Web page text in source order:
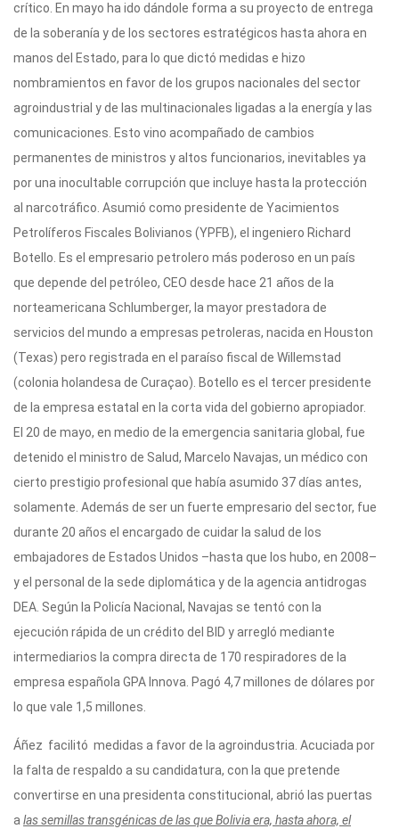
crítico. En mayo ha ido dándole forma a su proyecto de entrega
de la soberanía y de los sectores estratégicos hasta ahora en
manos del Estado, para lo que dictó medidas e hizo
nombramientos en favor de los grupos nacionales del sector
agroindustrial y de las multinacionales ligadas a la energía y las
comunicaciones. Esto vino acompañado de cambios
permanentes de ministros y altos funcionarios, inevitables ya
por una inocultable corrupción que incluye hasta la protección
al narcotráfico. Asumió como presidente de Yacimientos
Petrolíferos Fiscales Bolivianos (YPFB), el ingeniero Richard
Botello. Es el empresario petrolero más poderoso en un país
que depende del petróleo, CEO desde hace 21 años de la
norteamericana Schlumberger, la mayor prestadora de
servicios del mundo a empresas petroleras, nacida en Houston
(Texas) pero registrada en el paraíso fiscal de Willemstad
(colonia holandesa de Curaçao). Botello es el tercer presidente
de la empresa estatal en la corta vida del gobierno apropiador.
El 20 de mayo, en medio de la emergencia sanitaria global, fue
detenido el ministro de Salud, Marcelo Navajas, un médico con
cierto prestigio profesional que había asumido 37 días antes,
solamente. Además de ser un fuerte empresario del sector, fue
durante 20 años el encargado de cuidar la salud de los
embajadores de Estados Unidos –hasta que los hubo, en 2008–
y el personal de la sede diplomática y de la agencia antidrogas
DEA. Según la Policía Nacional, Navajas se tentó con la
ejecución rápida de un crédito del BID y arregló mediante
intermediarios la compra directa de 170 respiradores de la
empresa española GPA Innova. Pagó 4,7 millones de dólares por
lo que vale 1,5 millones.
Áñez facilitó medidas a favor de la agroindustria. Acuciada por
la falta de respaldo a su candidatura, con la que pretende
convertirse en una presidenta constitucional, abrió las puertas
a las semillas transgénicas de las que Bolivia era, hasta ahora, el